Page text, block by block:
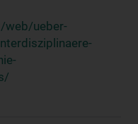
web/ueber-